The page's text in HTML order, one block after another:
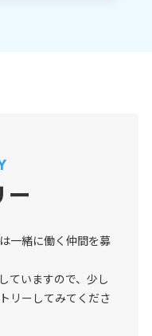
ー
一緒に働く仲間を募
ていますので、少し
リーしてみてくださ